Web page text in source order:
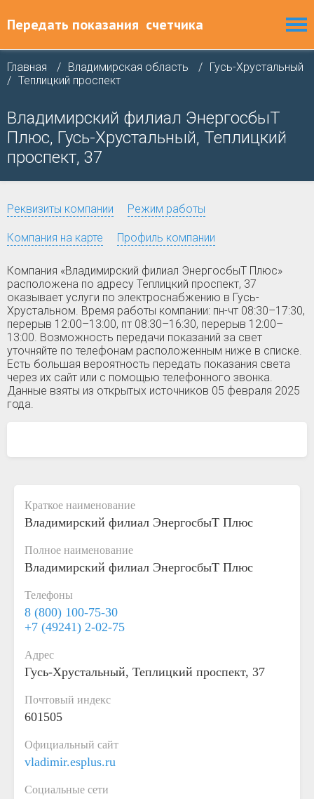
Передать показания счетчика
Главная Владимирская область
Гусь-Хрустальный
Теплицкий проспект
Владимирский филиал ЭнергосбыТ
Плюс, Гусь-Хрустальный, Теплицкий
проспект, 37
Реквизиты компании Режим работы
Компания на карте Профиль компании
Компания «Владимирский филиал ЭнергосбыТ Плюс»
расположена по адресу Теплицкий проспект, 37
оказывает услуги по электроснабжению в Гусь-
Хрустальном. Время работы компании: пн-чт 08:30–17:30,
перерыв 12:00–13:00, пт 08:30–16:30, перерыв 12:00–
13:00. Возможность передачи показаний за свет
уточняйте по телефонам расположенным ниже в списке.
Есть большая вероятность передать показания света
через их сайт или с помощью телефонного звонка.
Данные взяты из открытых источников 05 февраля 2025
года.
Краткое наименование
Владимирский филиал ЭнергосбыТ Плюс
Полное наименование
Владимирский филиал ЭнергосбыТ Плюс
Телефоны
8 (800) 100-75-30
+7 (49241) 2-02-75
Адрес
Гусь-Хрустальный, Теплицкий проспект, 37
Почтовый индекс
601505
Официальный сайт
vladimir.esplus.ru
Социальные сети